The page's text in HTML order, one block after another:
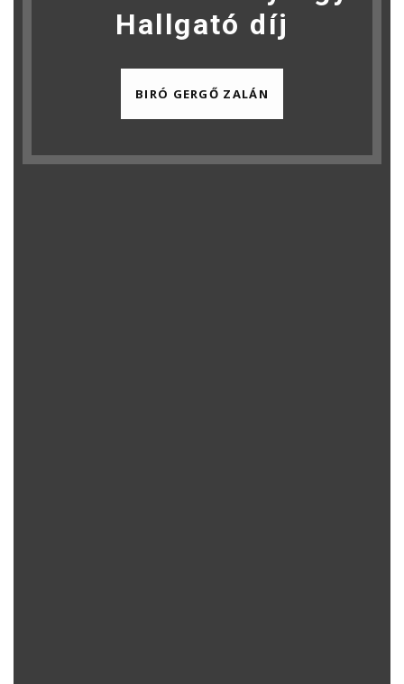
Hallgató díj
BIRÓ GERGŐ ZALÁN